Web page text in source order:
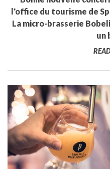
l'office du tourisme de
La micro-brasserie
un